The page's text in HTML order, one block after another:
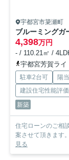
宇都宮市簗瀬町
ブルーミングガ
4,398万円
- / 110.21㎡ /
宇都宮芳賀ラ
駐車2台可 陽
建設住宅性能評
新築
住宅ローンのご相
案させて頂きます
見る